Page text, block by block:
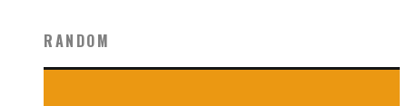
RANDOM